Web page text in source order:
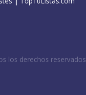
los derechos reservados